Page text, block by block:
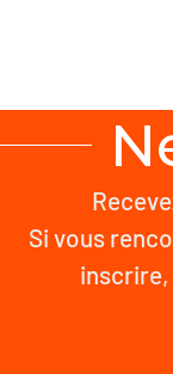
Si vous
inscrire,